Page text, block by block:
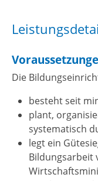
Die
besteht seit
plant,
systematisch
legt ein
Bildungsarbeit